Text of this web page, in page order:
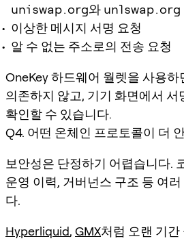
uniswap.org와 unlswap.org
이상한 메시지 서명 요청
알 수 없는 주소로의 전송 요청
OneKey 하드웨어 월렛을 사용
의존하지 않고, 기기 화면에서 서
확인할 수 있습니다.
Q4. 어떤 온체인 프로토콜이 더
보안성은 단정하기 어렵습니다.
운영 이력, 거버넌스 구조 등 여
다.
Hyperliquid, GMX처럼 오랜 기간